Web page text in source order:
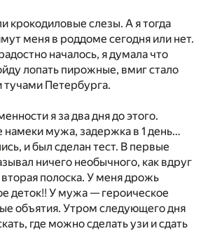
крокодиловые слезы. А я тогда
меня в роддоме сегодня или нет.
началось, я думала что
лопать пирожные, вмиг стало
Петербурга.
я за два дня до этого.
мужа, задержка в 1 день…
и был сделан тест. В первые
ничего необычного, как вдруг
вторая полоска. У меня дрожь
деток!! У мужа — героическое
объятия. Утром следующего дня
где можно сделать узи и сдать